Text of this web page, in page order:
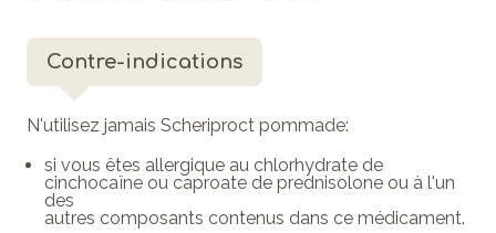
Contre-indications
N'utilisez jamais Scheriproct pommade:
si vous êtes allergique au chlorhydrate de
cinchocaïne ou caproate de prednisolone ou à l'un
des
autres composants contenus dans ce médicament.